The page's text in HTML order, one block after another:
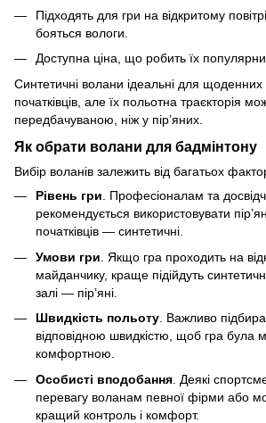
Підходять для гри на відкритому
бояться вологи.
Доступна ціна, що робить їх
Синтетичні волани ідеальні для щоденних
початківців, але їх польотна траєкторія
передбачуваною, ніж у пір’яних.
Як обрати волани для бадмінтону
Вибір воланів залежить від багатьох
Рівень гри. Професіоналам та
рекомендується використовувати
початківців — синтетичні.
Умови гри . Якщо гра проходить на
майданчику, краще підійдуть
залі — пір’яні.
Швидкість польоту. Важливо
відповідною швидкістю, щоб гра була
комфортною.
Особисті вподобання . Деякі
перевагу воланам певної фірми або
кращий контроль і комфорт.